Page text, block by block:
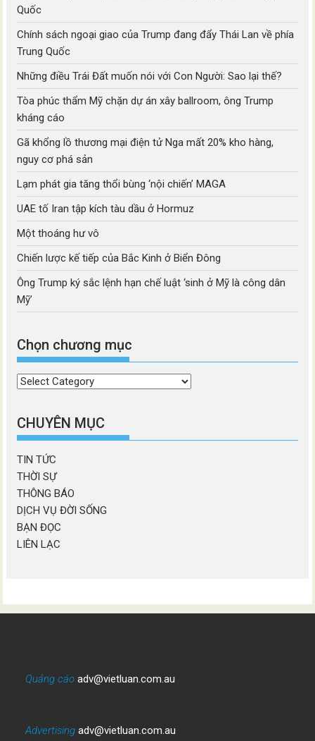
Quốc
Chính sách ngoại giao của Trump đang đẩy Thái Lan về phía
Trung Quốc
Những điều Trái Đất muốn nói với Con Người: Sao lại thế?
Tòa phúc thẩm Mỹ chặn dự án xây ballroom, ông Trump
kháng cáo
Gã khổng lồ thương mại điện tử Nga mất 20% kho hàng,
nguy cơ phá sản
Lạm phát gia tăng thổi bùng ‘nội chiến’ MAGA
UAE tố Iran tập kích tàu dầu ở Hormuz
Một thoáng hư vô
Chiến lược kế tiếp của Bắc Kinh ở Biển Đông
Ông Trump ký sắc lệnh hạn chế luật ‘sinh ở Mỹ là công dân
Mỹ’
Chọn chương mục
Chọn
mục
CHUYÊN MỤC
TIN TỨC
THỜI SỰ
THÔNG BÁO
DỊCH VỤ ĐỜI SỐNG
BẠN ĐỌC
LIÊN LẠC
Quảng cáo adv@vietluan.com.au
Advertising adv@vietluan.com.au